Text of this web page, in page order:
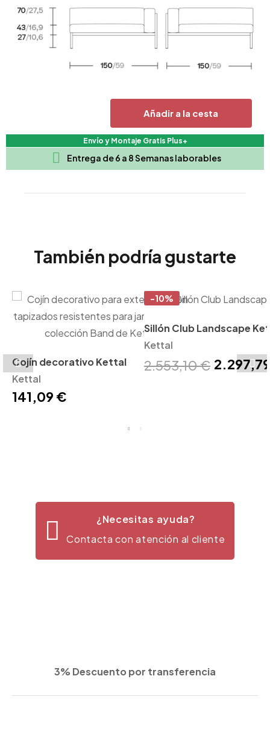
Añadir a la cesta
Envío y Montaje Gratis Plus+
 Entrega de 6 a 8 Semanas laborables
También podría gustarte
Cojín decorativo Kettal
Kettal
141,09 €
-10%
Sillón Club Landscape
Kettal
2.553,10 €
¿Necesitas ayuda?
Contacta con atención al cliente
3% Descuento por transferencia